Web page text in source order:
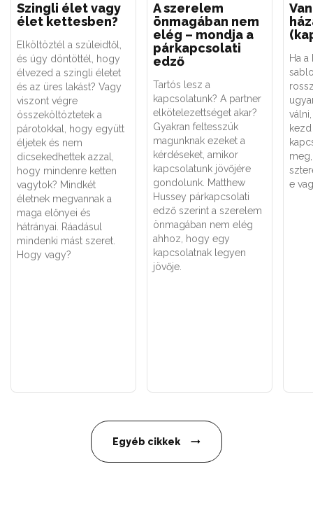
Szingli élet vagy
élet kettesben?
Elköltöztél a szüleidtől,
és úgy döntöttél, hogy
élvezed a szingli életet
és az üres lakást? Vagy
viszont végre
összeköltöztetek a
párotokkal, hogy együtt
éljetek és nem
dicsekedhettek azzal,
hogy mindenre ketten
vagytok? Mindkét
életnek megvannak a
maga előnyei és
hátrányai. Ráadásul
mindenki mást szeret.
Hogy vagy?
A szerelem
önmagában nem
elég – mondja a
párkapcsolati
edző
Tartós lesz a
kapcsolatunk? A partner
elkötelezettséget akar?
Gyakran feltesszük
magunknak ezeket a
kérdéseket, amikor
kapcsolatunk jövőjére
gondolunk. Matthew
Hussey párkapcsolati
edző szerint a szerelem
önmagában nem elég
ahhoz, hogy egy
kapcsolatnak legyen
jövője.
Ha
e
Egyéb cikkek